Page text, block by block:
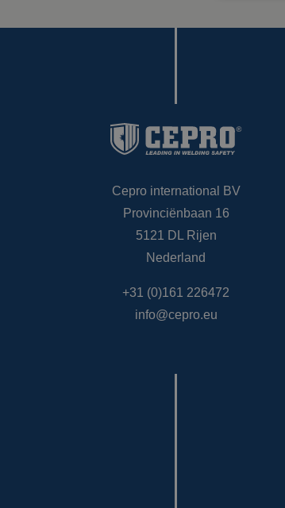
Cepro international BV
Provinciënbaan 16
5121 DL Rijen
Nederland
+31 (0)161 226472
info@cepro.eu